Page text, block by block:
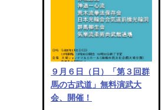
９月６日（日）「第３回群
馬の古武道」無料演武大
会、開催！